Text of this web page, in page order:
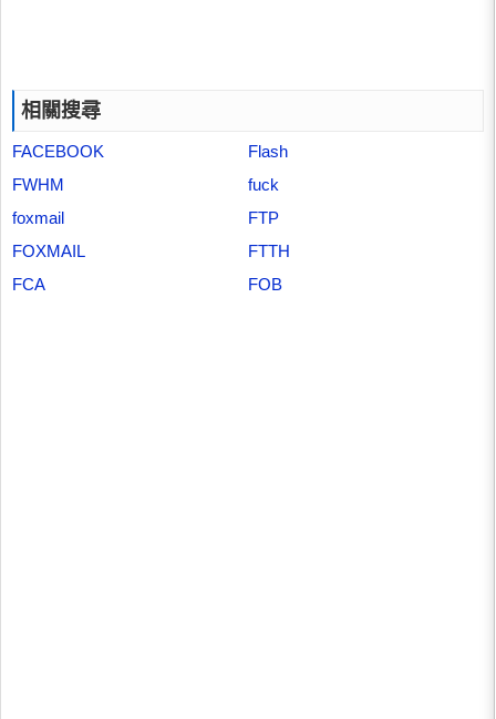
相關搜尋
FACEBOOK
Flash
FWHM
fuck
foxmail
FTP
FOXMAIL
FTTH
FCA
FOB